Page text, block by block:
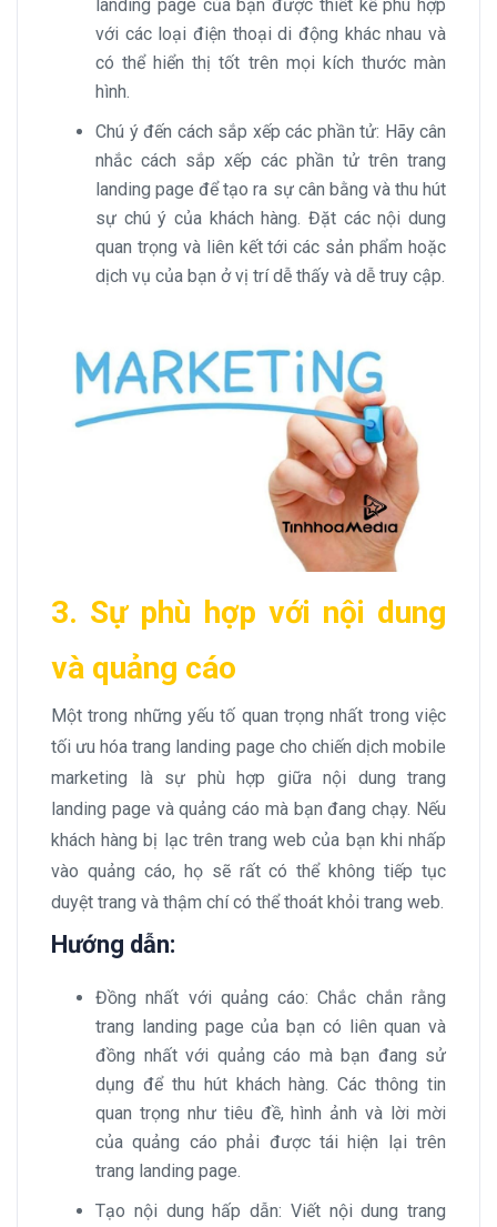
landing page của bạn được thiết kế phù hợp
với các loại điện thoại di động khác nhau và
có thể hiển thị tốt trên mọi kích thước màn
hình.
Chú ý đến cách sắp xếp các phần tử: Hãy cân
nhắc cách sắp xếp các phần tử trên trang
landing page để tạo ra sự cân bằng và thu hút
sự chú ý của khách hàng. Đặt các nội dung
quan trọng và liên kết tới các sản phẩm hoặc
dịch vụ của bạn ở vị trí dễ thấy và dễ truy cập.
3. Sự phù hợp với nội dung
và quảng cáo
Một trong những yếu tố quan trọng nhất trong việc
tối ưu hóa trang landing page cho chiến dịch mobile
marketing là sự phù hợp giữa nội dung trang
landing page và quảng cáo mà bạn đang chạy. Nếu
khách hàng bị lạc trên trang web của bạn khi nhấp
vào quảng cáo, họ sẽ rất có thể không tiếp tục
duyệt trang và thậm chí có thể thoát khỏi trang web.
Hướng dẫn:
Đồng nhất với quảng cáo: Chắc chắn rằng
trang landing page của bạn có liên quan và
đồng nhất với quảng cáo mà bạn đang sử
dụng để thu hút khách hàng. Các thông tin
quan trọng như tiêu đề, hình ảnh và lời mời
của quảng cáo phải được tái hiện lại trên
trang landing page.
Tạo nội dung hấp dẫn: Viết nội dung trang